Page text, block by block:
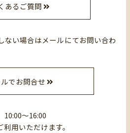
あるご質問
ない場合はメールにてお問い合わ
ルでお問合せ
～16:00
用いただけます。